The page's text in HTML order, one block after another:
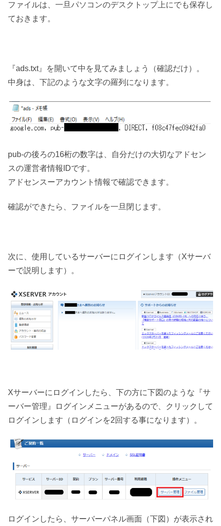
ファイルは、一旦パソコンのデスクトップ上にでも保存し
ておきます。
『ads.txt』を開いて中を見てみましょう（確認だけ）。
中身は、下記のような文字の羅列になります。
pub-の後ろの16桁の数字は、自分だけの大切なアドセン
スの運営者情報IDです。
アドセンスーアカウント情報で確認できます。
確認ができたら、ファイルを一旦閉じます。
次に、使用しているサーバーにログインします（Xサーバ
ーで説明します）。
Xサーバーにログインしたら、下の方に下図のような『サ
ーバー管理』ログインメニューがあるので、クリックして
ログインします（ログインを2回する事になります）。
ログインしたら、サーバーパネル画面（下図）が表示され